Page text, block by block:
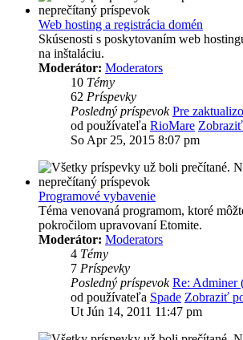
Web hosting a registrácia domén
Skúsenosti s poskytovaním web
na inštaláciu.
Moderátor: Moderators
10 Témy
62 Príspevky
Posledný príspevok Pre
od používateľa RioMare
So Apr 25, 2015 8:07 pm
Programové vybavenie
Téma venovaná programom, ktoré
pokročilom upravovaní Etomite.
Moderátor: Moderators
4 Témy
7 Príspevky
Posledný príspevok Re: Adminer
od používateľa Spade Zobraziť
Ut Jún 14, 2011 11:47 pm